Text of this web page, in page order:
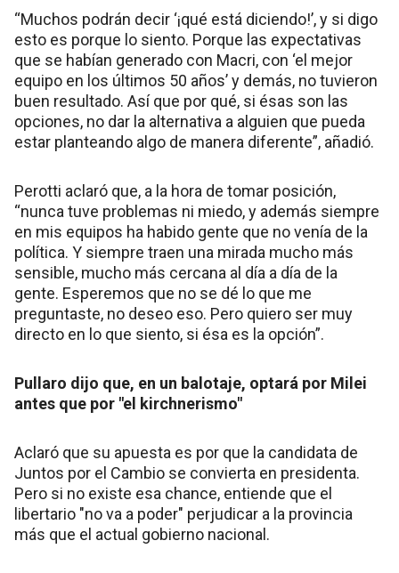
“Muchos podrán decir ‘¡qué está diciendo!’, y si digo
esto es porque lo siento. Porque las expectativas
que se habían generado con Macri, con ‘el mejor
equipo en los últimos 50 años’ y demás, no tuvieron
buen resultado. Así que por qué, si ésas son las
opciones, no dar la alternativa a alguien que pueda
estar planteando algo de manera diferente”, añadió.
Perotti aclaró que, a la hora de tomar posición,
“nunca tuve problemas ni miedo, y además siempre
en mis equipos ha habido gente que no venía de la
política. Y siempre traen una mirada mucho más
sensible, mucho más cercana al día a día de la
gente. Esperemos que no se dé lo que me
preguntaste, no deseo eso. Pero quiero ser muy
directo en lo que siento, si ésa es la opción”.
Pullaro dijo que, en un balotaje, optará por Milei
antes que por "el kirchnerismo"
Aclaró que su apuesta es por que la candidata de
Juntos por el Cambio se convierta en presidenta.
Pero si no existe esa chance, entiende que el
libertario "no va a poder" perjudicar a la provincia
más que el actual gobierno nacional.